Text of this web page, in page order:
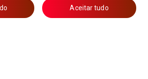
Aceitar tudo